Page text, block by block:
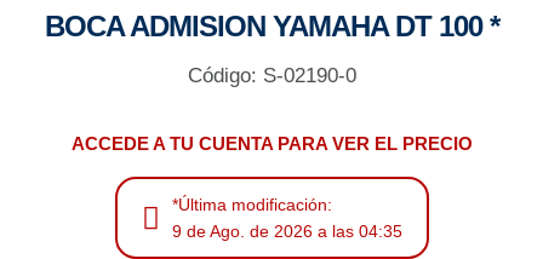
BOCA ADMISION YAMAHA DT 100 *
Código: S-02190-0
ACCEDE A TU CUENTA PARA VER EL PRECIO
*Última modificación:
9 de Ago. de 2026 a las 04:35